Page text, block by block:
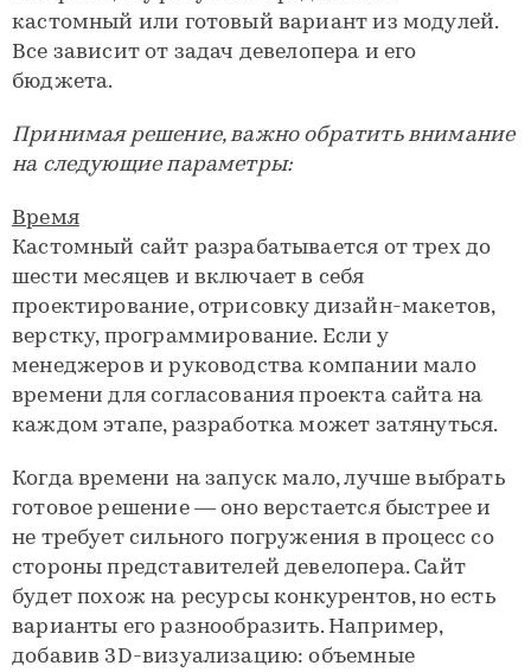
кастомный или готовый вариант из модулей.
Все зависит от задач девелопера и его
бюджета.
Принимая решение, важно обратить внимание
на следующие параметры:
Время
Кастомный сайт разрабатывается от трех до
шести месяцев и включает в себя
проектирование, отрисовку дизайн-макетов,
верстку, программирование. Если у
менеджеров и руководства компании мало
времени для согласования проекта сайта на
каждом этапе, разработка может затянуться.
Когда времени на запуск мало, лучше выбрать
готовое решение — оно верстается быстрее и
не требует сильного погружения в процесс со
стороны представителей девелопера. Сайт
будет похож на ресурсы конкурентов, но есть
варианты его разнообразить. Например,
добавив 3D-визуализацию: объемные